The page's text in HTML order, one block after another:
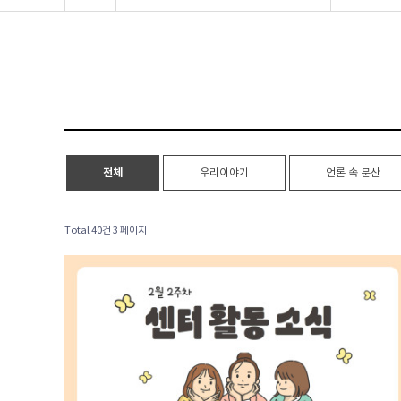
전체 우리이야기 언론 속 문산
Total 40건 3 페이지